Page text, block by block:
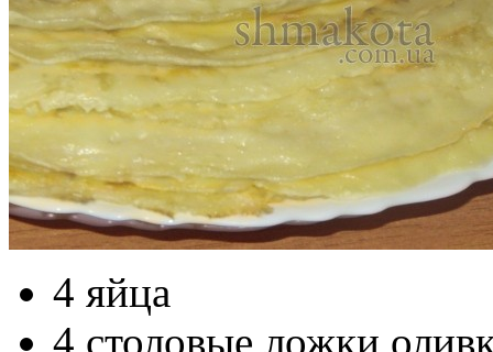
4 яйца
4 столовые ложки